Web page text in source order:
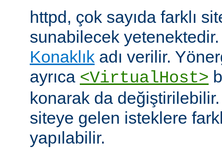
httpd, çok sayıda farklı
sunabilecek
Konaklık adı verilir.
ayrıca <VirtualHost>
konarak da
siteye gelen isteklere
yapılabilir.